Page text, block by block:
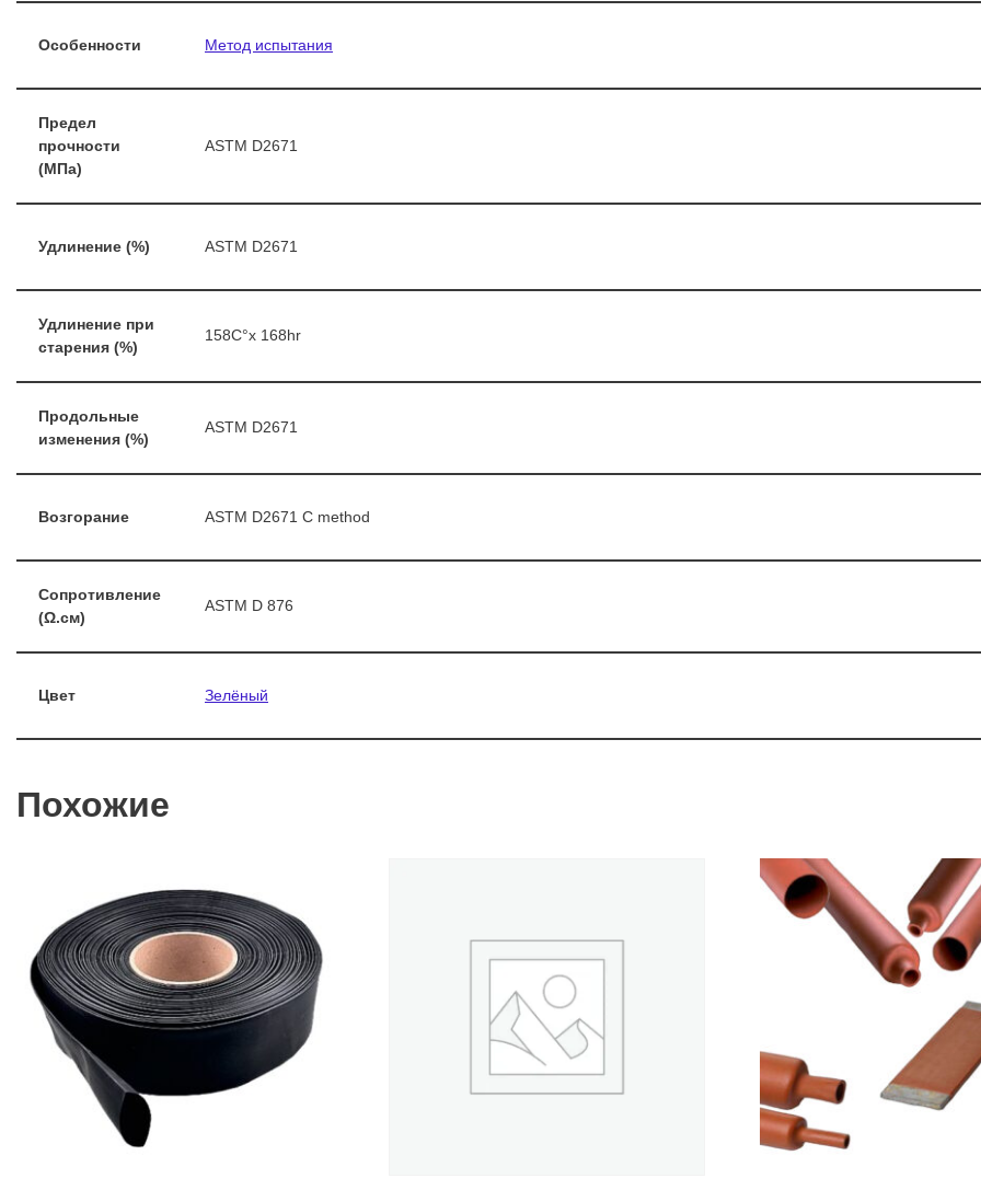
Особенности Метод испытания
Предел
прочности
(МПа)
ASTM D2671
Удлинение (%) ASTM D2671
Удлинение при
старения (%)
158C°x 168hr
Продольные
изменения (%)
ASTM D2671
Возгорание ASTM D2671 C method
Сопротивление
(Ω.см)
ASTM D 876
Цвет Зелёный
Похожие